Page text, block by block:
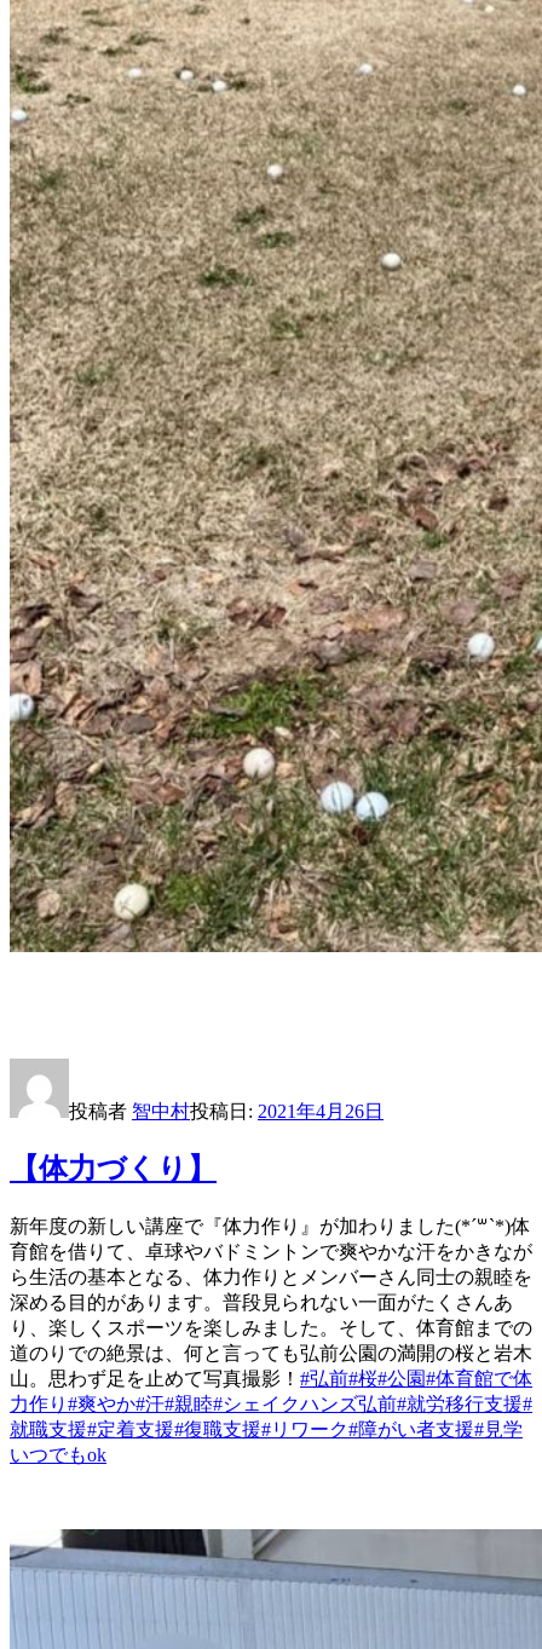
投稿者 智中村投稿日: 2021年4月26日
【体力づくり】
新年度の新しい講座で『体力作り』が加わりました(*´꒳`*)体
育館を借りて、卓球やバドミントンで爽やかな汗をかきなが
ら生活の基本となる、体力作りとメンバーさん同士の親睦を
深める目的があります。普段見られない一面がたくさんあ
り、楽しくスポーツを楽しみました。そして、体育館までの
道のりでの絶景は、何と言っても弘前公園の満開の桜と岩木
山。思わず足を止めて写真撮影！ #弘前#桜#公園#体育館で体
力作り #爽やか#汗#親睦#シェイクハンズ弘前#就労移行支援#
就職支援#定着支援#復職支援#リワーク#障がい者支援#見学
いつでもok